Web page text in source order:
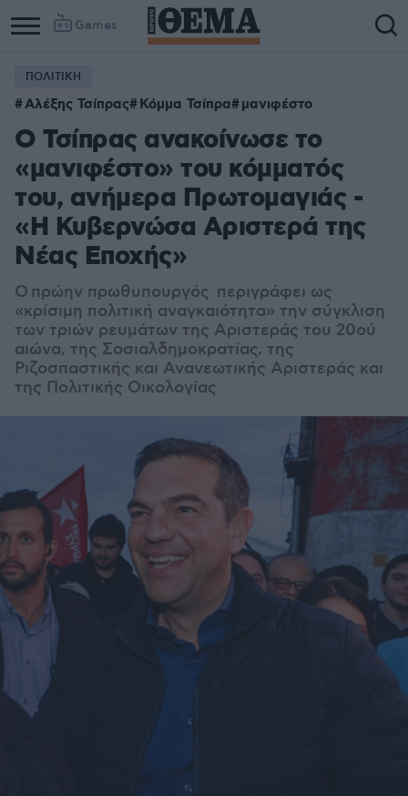
Games
ΠΟΛΙΤΙΚΗ
Αλέξης Τσίπρας Κόμμα Τσίπρα μανιφέστο
Ο Τσίπρας ανακοίνωσε το
«μανιφέστο» του κόμματός
του, ανήμερα Πρωτομαγιάς -
«Η Κυβερνώσα Αριστερά της
Νέας Εποχής»
O πρώην πρωθυπουργός περιγράφει ως
«κρίσιμη πολιτική αναγκαιότητα» την σύγκλιση
των τριών ρευμάτων της Αριστεράς του 20ού
αιώνα, της Σοσιαλδημοκρατίας, της
Ριζοσπαστικής και Ανανεωτικής Αριστεράς και
της Πολιτικής Οικολογίας